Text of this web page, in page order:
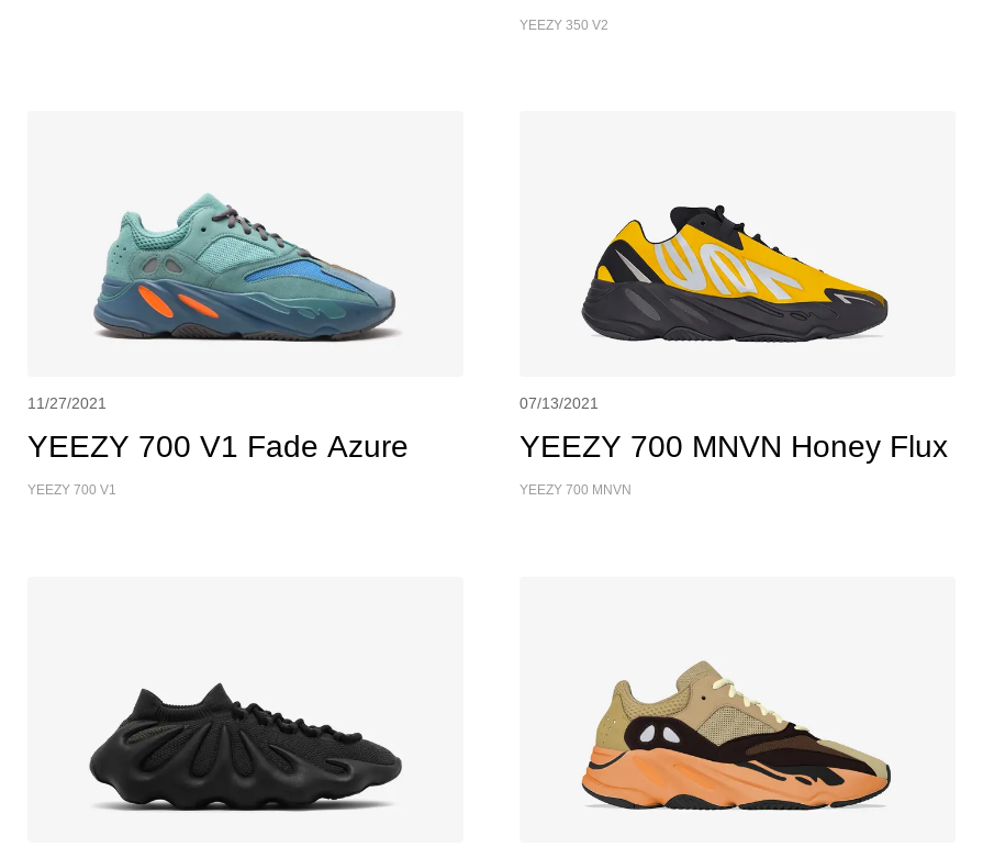
YEEZY 350 V2
11/27/2021
YEEZY 700 V1 Fade Azure
YEEZY 700 V1
07/13/2021
YEEZY 700 MNVN Honey Flux
YEEZY 700 MNVN